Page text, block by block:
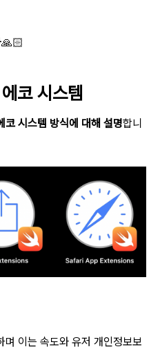
🙏🏻
코 시스템
코 시스템 방식에 대해 설명합니
이는 속도와 유저 개인정보보